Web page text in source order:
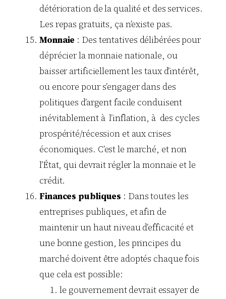
détérioration de la qualité et des services.
Les repas gratuits, ça n’existe pas.
Monnaie : Des tentatives délibérées pour
déprécier la monnaie nationale, ou
baisser artificiellement les taux d’intérêt,
ou encore pour s’engager dans des
politiques d’argent facile conduisent
inévitablement à l’inflation, à des cycles
prospérité/récession et aux crises
économiques. C’est le marché, et non
l’État, qui devrait régler la monnaie et le
crédit.
Finances publiques : Dans toutes les
entreprises publiques, et afin de
maintenir un haut niveau d’efficacité et
une bonne gestion, les principes du
marché doivent être adoptés chaque fois
que cela est possible:
le gouvernement devrait essayer de